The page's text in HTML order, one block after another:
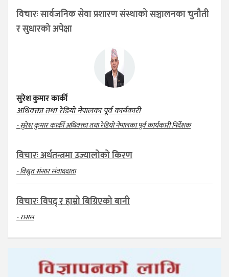
विचारः सार्वजनिक सेवा प्रशारण संस्थाको सञ्चालनका चुनौती
र सुधारको अपेक्षा
सुरेश कुमार कार्की
अधिवक्ता तथा रेडियो नेपालका पूर्व कार्यकारी
- सुरेश कुमार कार्की अधिवक्ता तथा रेडियो नेपालका पूर्व कार्यकारी निर्देशक
विचारः अर्थतन्त्रमा उज्यालोको किरण
- विद्युत संसार संवाददाता
विचारः विपद् र हाम्रो बिग्रिएको बानी
- रासस